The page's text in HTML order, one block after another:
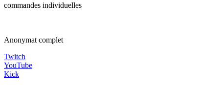
commandes individuelles
Anonymat complet
Twitch
YouTube
Kick